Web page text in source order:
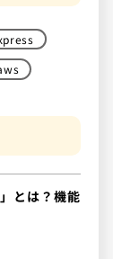
とは？機能